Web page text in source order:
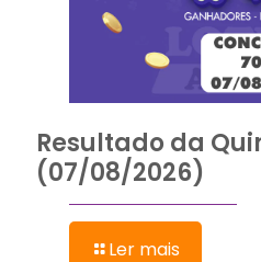
Resultado da
(07/08/2026)
Ler mais